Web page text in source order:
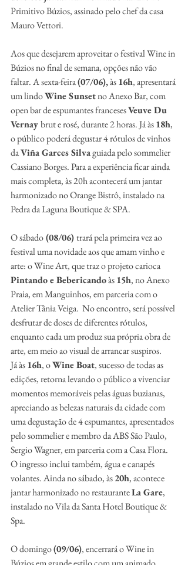
Primitivo Búzios, assinado pelo chef da casa
Mauro Vettori.
Aos que desejarem aproveitar o festival Wine in
Búzios no final de semana, opções não vão
faltar. A sexta-feira (07/06), às 16h, apresentará
um lindo Wine Sunset no Anexo Bar, com
open bar de espumantes franceses Veuve Du
Vernay brut e rosé, durante 2 horas. Já às 18h,
o público poderá degustar 4 rótulos de vinhos
da Viña Garces Silva guiada pelo sommelier
Cassiano Borges. Para a experiência ficar ainda
mais completa, às 20h acontecerá um jantar
harmonizado no Orange Bistrô, instalado na
Pedra da Laguna Boutique & SPA.
O sábado (08/06) trará pela primeira vez ao
festival uma novidade aos que amam vinho e
arte: o Wine Art, que traz o projeto carioca
Pintando e Bebericando às 15h, no Anexo
Praia, em Manguinhos, em parceria com o
Atelier Tânia Veiga.  No encontro, será possível
desfrutar de doses de diferentes rótulos,
enquanto cada um produz sua própria obra de
arte, em meio ao visual de arrancar suspiros.
Já às 16h, o Wine Boat, sucesso de todas as
edições, retorna levando o público a vivenciar
momentos memoráveis pelas águas buzianas,
apreciando as belezas naturais da cidade com
uma degustação de 4 espumantes, apresentados
pelo sommelier e membro da ABS São Paulo,
Sergio Wagner, em parceria com a Casa Flora.
O ingresso inclui também, água e canapés
volantes. Ainda no sábado, às 20h, acontece
jantar harmonizado no restaurante La Gare,
instalado no Vila da Santa Hotel Boutique &
Spa.
O domingo (09/06), encerrará o Wine in